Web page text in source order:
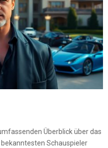
Überblick über das
Schauspieler